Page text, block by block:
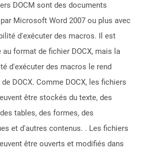
DOCM sont des documents
Microsoft Word 2007 ou plus avec
d'exécuter des macros. Il est
format de fichier DOCX, mais la
d'exécuter des macros le rend
DOCX. Comme DOCX, les fichiers
être stockés du texte, des
tables, des formes, des
et d'autres contenus. . Les fichiers
être ouverts et modifiés dans